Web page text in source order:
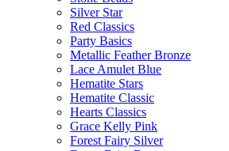
Silver Star
Red Classics
Party Basics
Metallic Feather Bronze
Lace Amulet Blue
Hematite Stars
Hematite Classic
Hearts Classics
Grace Kelly Pink
Forest Fairy Silver